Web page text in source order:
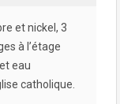
et nickel, 3
à l’étage
eau
catholique.